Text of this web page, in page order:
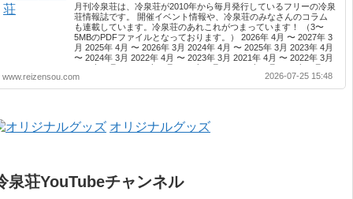
月刊冷泉荘は、冷泉荘が2010年から毎月発行しているフリーの冷泉
荘情報誌です。 開催イベント情報や、冷泉荘のみなさんのコラム
も連載しています。冷泉荘のあれこれがつまっています！ （3〜
5MBのPDFファイルとなっております。） 2026年 4月 〜 2027年 3
月 2025年 4月 〜 2026年 3月 2024年 4月 〜 2025年 3月 2023年 4月
〜 2024年 3月 2022年 4月 〜 2023年 3月 2021年 4月 〜 2022年 3月
2020年 4月 〜 2021年 3月 2019年 4月 〜 2020年 3月 2018年 4月 〜
2019年 3月 2017年 4月 〜 2018年 3月 2016年 4月 〜 2017年 3月
2015年 4月 〜 2016年 3月 2014年 4月 〜 2015年 3月 2013...
www.reizensou.com 2026-07-25 15:48
オリジナルグッズ
泉荘YouTubeチャンネル